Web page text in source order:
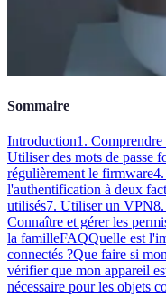
Sommaire
Introduction1. Comprendre
Utiliser des mots de passe
régulièrement le firmware
l'authentification à deux
utilisés7. Utiliser un VPN
Connaître et gérer les
la familleFAQQuelle est
connectés ?Que faire si
vérifier que mon appareil
nécessaire pour les objets